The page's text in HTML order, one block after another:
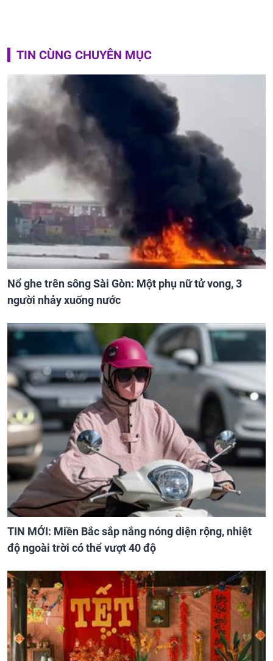
TIN CÙNG CHUYÊN MỤC
Nổ ghe trên sông Sài Gòn: Một phụ nữ tử vong, 3
người nhảy xuống nước
TIN MỚI: Miền Bắc sắp nắng nóng diện rộng, nhiệt
độ ngoài trời có thể vượt 40 độ